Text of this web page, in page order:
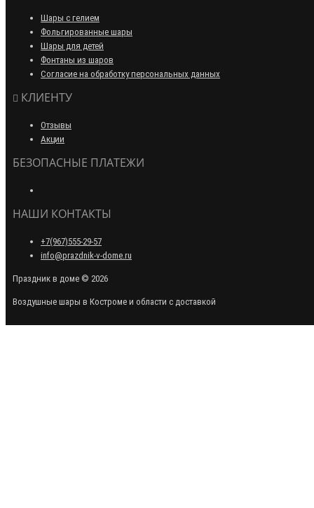
Шары с гелием
Фольгированные шары
Шары для детей
Фонтаны из шаров
Согласие на обработку персональных данных
КЛИЕНТУ
Отзывы
Акции
БЕЗОПАСНЫЕ ПЛАТЕЖИ
НАШИ КОНТАКТЫ
+7(967)555-29-57
info@prazdnik-v-dome.ru
Праздник в доме © 2026
Воздушные шары в Костроме и области с доставкой